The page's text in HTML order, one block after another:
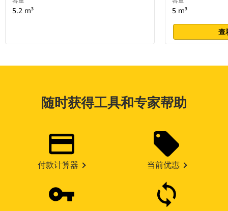
5.2 m³ 5 m³
查
随时获得工具和专家帮助
付款计算器 当前优惠